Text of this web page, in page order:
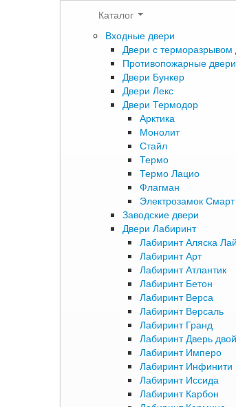
Каталог
Входные двери
Двери с
Противопожарные двери
Двери Бункер
Двери Лекс
Двери Термодор
Арктика
Монолит
Стайл
Термо
Термо Лацио
Флагман
Электрозамок Смарт
Заводские двери
Двери Лабиринт
Лабиринт Аляска
Лабиринт Арт
Лабиринт Атлантик
Лабиринт Бетон
Лабиринт Верса
Лабиринт Версаль
Лабиринт Гранд
Лабиринт Дверь
Лабиринт Имперо
Лабиринт Инфинити
Лабиринт Иссида
Лабиринт Карбон